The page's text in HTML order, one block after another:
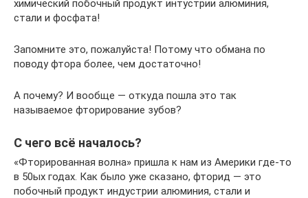
химический побочный продукт интустрии алюминия,
стали и фосфата!
Запомните это, пожалуйста! Потому что обмана по
поводу фтора более, чем достаточно!
А почему? И вообще — откуда пошла это так
называемое фторирование зубов?
С чего всё началось?
«Фторированная волна» пришла к нам из Америки где-то
в 50ых годах. Как было уже сказано, фторид — это
побочный продукт индустрии алюминия, стали и